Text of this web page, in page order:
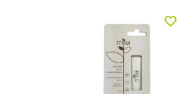
favorite_border